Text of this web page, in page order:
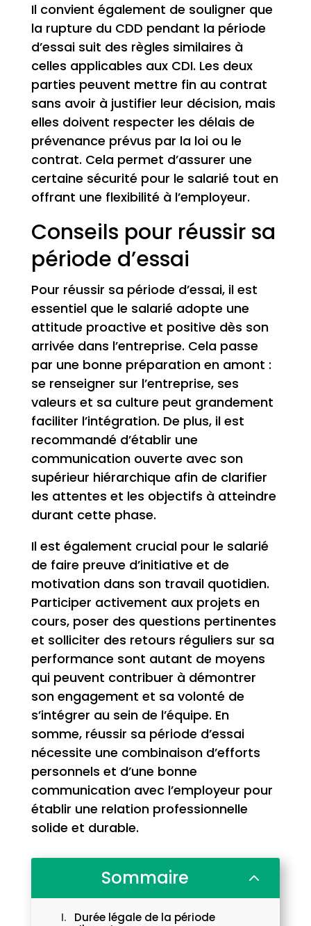
Il convient également de souligner que
la rupture du CDD pendant la période
d’essai suit des règles similaires à
celles applicables aux CDI. Les deux
parties peuvent mettre fin au contrat
sans avoir à justifier leur décision, mais
elles doivent respecter les délais de
prévenance prévus par la loi ou le
contrat. Cela permet d’assurer une
certaine sécurité pour le salarié tout en
offrant une flexibilité à l’employeur.
Conseils pour réussir sa
période d’essai
Pour réussir sa période d’essai, il est
essentiel que le salarié adopte une
attitude proactive et positive dès son
arrivée dans l’entreprise. Cela passe
par une bonne préparation en amont :
se renseigner sur l’entreprise, ses
valeurs et sa culture peut grandement
faciliter l’intégration. De plus, il est
recommandé d’établir une
communication ouverte avec son
supérieur hiérarchique afin de clarifier
les attentes et les objectifs à atteindre
durant cette phase.
Il est également crucial pour le salarié
de faire preuve d’initiative et de
motivation dans son travail quotidien.
Participer activement aux projets en
cours, poser des questions pertinentes
et solliciter des retours réguliers sur sa
performance sont autant de moyens
qui peuvent contribuer à démontrer
son engagement et sa volonté de
s’intégrer au sein de l’équipe. En
somme, réussir sa période d’essai
nécessite une combinaison d’efforts
personnels et d’une bonne
communication avec l’employeur pour
établir une relation professionnelle
solide et durable.
Sommaire 2
Durée légale de la période